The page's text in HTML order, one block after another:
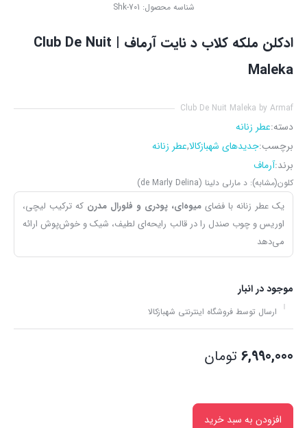
شناسه محصول: Shk-701
ادکلن ملکه کلاب د نایت آرماف | Club De Nuit
Maleka
Club De Nuit Maleka by Armaf
دسته:عطر زنانه
برچسب:جدیدهای شهبازکالا,عطر زنانه
برند:آرماف
کلون(مشابه): د مارلی دلینا (de Marly Delina)
یک عطر زنانه با فضایمیوه‌ای، پودری و فلورال مدرن که ترکیب لیچی،
اوریس و چوب صندل را در قالب رایحه‌ای لطیف، شیک و خوش‌پوش ارائه
می‌دهد
موجود در انبار
ارسال توسط فروشگاه اینترنتی شهبازکالا
6,990,000 تومان
افزودن به سبد خرید